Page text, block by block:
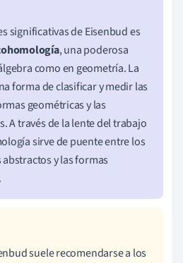
significativas de Eisenbud es
, una poderosa
como en geometría. La
forma de clasificar y medir las
geométricas y las
A través de la lente del trabajo
sirve de puente entre los
y las formas
suele recomendarse a los